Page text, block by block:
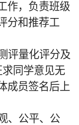
作，负责班级
分和推荐工
评量化评分及
求同学意见无
成员签名后上
、公平、公